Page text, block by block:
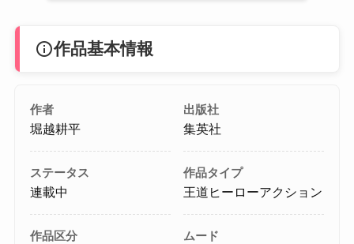
info作品基本情報
作者
堀越耕平
出版社
集英社
ステータス
連載中
作品タイプ
王道ヒーローアクション
作品区分 ムード